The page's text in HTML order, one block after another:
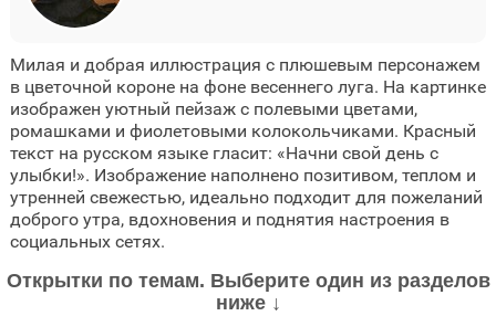
Милая и добрая иллюстрация с плюшевым персонажем
в цветочной короне на фоне весеннего луга. На картинке
изображен уютный пейзаж с полевыми цветами,
ромашками и фиолетовыми колокольчиками. Красный
текст на русском языке гласит: «Начни свой день с
улыбки!». Изображение наполнено позитивом, теплом и
утренней свежестью, идеально подходит для пожеланий
доброго утра, вдохновения и поднятия настроения в
социальных сетях.
Открытки по темам. Выберите один из разделов
ниже ↓